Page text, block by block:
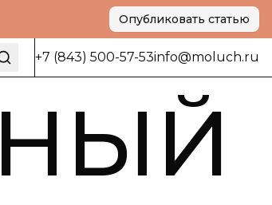
Опубликовать статью
+7 (843) 500-57-53info@moluch.ru